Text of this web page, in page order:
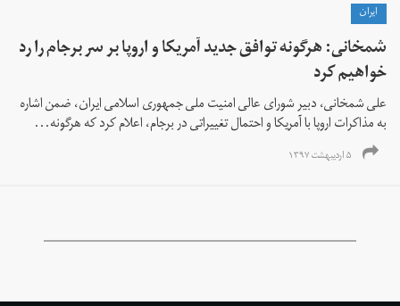
ايران
شمخانی: هرگونه توافق جدید آمریکا و اروپا بر سر برجام را رد
خواهیم کرد
علی شمخانی، دبیر شورای عالی امنیت ملی جمهوری اسلامی ایران، ضمن اشاره
به مذاکرات اروپا با آمریکا و احتمال تغییراتی در برجام، اعلام کرد که هرگونه...
۵ اردیبهشت ۱۳۹۷